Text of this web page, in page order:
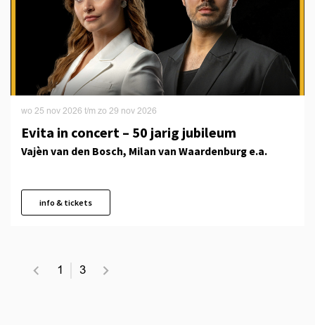
Evita in concert – 50 jarig jubileum
Vajèn van den Bosch, Milan van Waardenburg e.a.
wo 25 nov 2026 t/m zo 29 nov 2026
info & tickets
1 3